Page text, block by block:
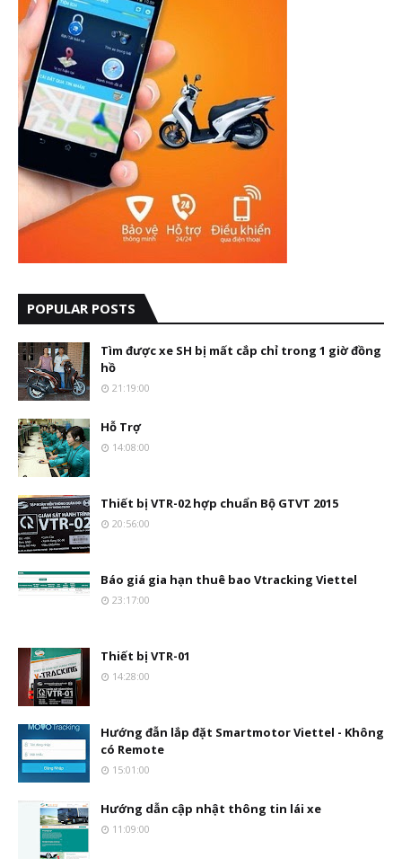
POPULAR POSTS
Tìm được xe SH bị mất cắp chỉ trong 1 giờ đồng
hồ
21:19:00
Hỗ Trợ
14:08:00
Thiết bị VTR-02 hợp chuẩn Bộ GTVT 2015
20:56:00
Báo giá gia hạn thuê bao Vtracking Viettel
23:17:00
Thiết bị VTR-01
14:28:00
Hướng đẫn lắp đặt Smartmotor Viettel - Không
có Remote
15:01:00
Hướng dẫn cập nhật thông tin lái xe
11:09:00